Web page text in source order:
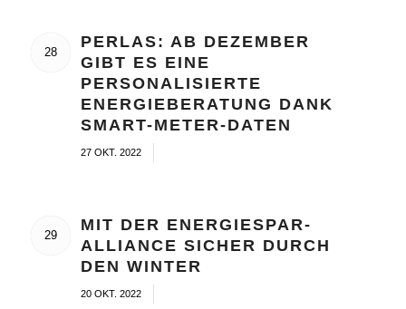
28
PERLAS: AB DEZEMBER
GIBT ES EINE
PERSONALISIERTE
ENERGIEBERATUNG DANK
SMART-METER-DATEN
27 OKT. 2022
29
MIT DER ENERGIESPAR-
ALLIANCE SICHER DURCH
DEN WINTER
20 OKT. 2022